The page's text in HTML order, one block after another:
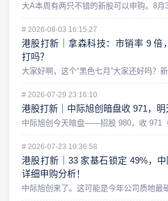
# 2026-08-03 16:15:27
港股打新｜拿森科技：市销率 9 倍
打吗？
# 2026-07-29 23:16:10
港股打新｜中际旭创暗盘收 971，明
中际旭创今天暗盘——招股 980，收 971（
# 2026-07-23 10:36:58
港股打新｜33 家基石锁定 49%，中
详细申购分析！